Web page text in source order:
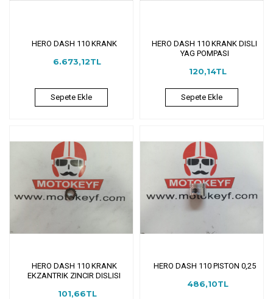
HERO DASH 110 KRANK
6.673,12TL
Sepete Ekle
HERO DASH 110 KRANK DISLI
YAG POMPASI
120,14TL
Sepete Ekle
HERO DASH 110 KRANK
EKZANTRIK ZINCIR DISLISI
101,66TL
HERO DASH 110 PISTON 0,25
486,10TL